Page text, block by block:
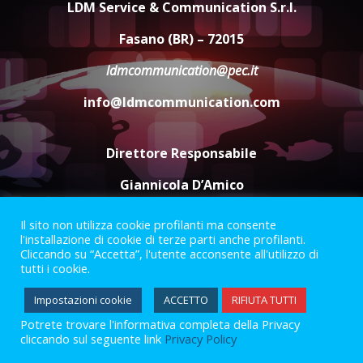
5
Grazia Neglia, coordinatrice
cittadina di Fratelli d’Italia,
pronta a tornare in Consiglio
comunale
6 Agosto 2026 08:00
LDM Service & Communication S.r.l.
Fasano (BR) – 72015
ldmcommunication@pec.it
info@ldmcommunication.com
Direttore Responsabile
Giannicola D’Amico
Termini e Condizioni
Privacy Policy
Informazioni Legali
Facebook
Instagram
Youtube
2023 © Gofasano|Powered byCreativestudio
Il sito non utilizza cookie profilanti ma consente
l'installazione di cookie di terze parti anche profilanti.
Cliccando su “Accetta”, l'utente acconsente all'utilizzo di
tutti i cookie.
Impostazioni cookie ACCETTO RIFIUTA TUTTI
Potrete trovare l'informativa completa della Privacy
cliccando sul seguente link Privacy Policy